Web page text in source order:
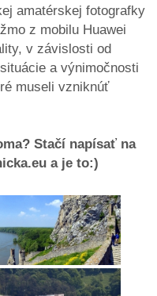
amatérskej fotografky
z mobilu Huawei
v závislosti od
a výnimočnosti
museli vzniknúť
Stačí napísať na
a je to:)